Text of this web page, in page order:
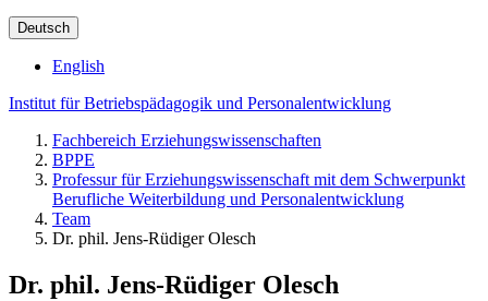
Deutsch
English
Institut für Betriebspädagogik und Personalentwicklung
Fachbereich Erziehungswissenschaften
BPPE
Professur für Erziehungswissenschaft mit dem Schwerpunkt
Berufliche Weiterbildung und Personalentwicklung
Team
Dr. phil. Jens-Rüdiger Olesch
Dr. phil. Jens-Rüdiger Olesch